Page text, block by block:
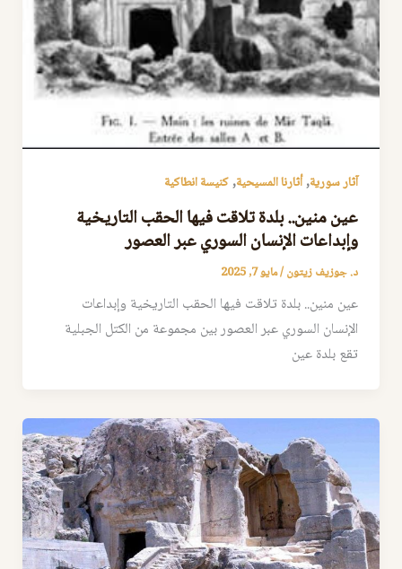
آثار سورية,أثارنا المسيحية,كنيسة انطاكية
عين منين.. بلدة تلاقت فيها الحقب التاريخية
وإبداعات الإنسان السوري عبر العصور
د. جوزيف زيتون/مايو 7, 2025
عين منين.. بلدة تلاقت فيها الحقب التاريخية وإبداعات
الإنسان السوري عبر العصور بين مجموعة من الكتل الجبلية
تقع بلدة عين